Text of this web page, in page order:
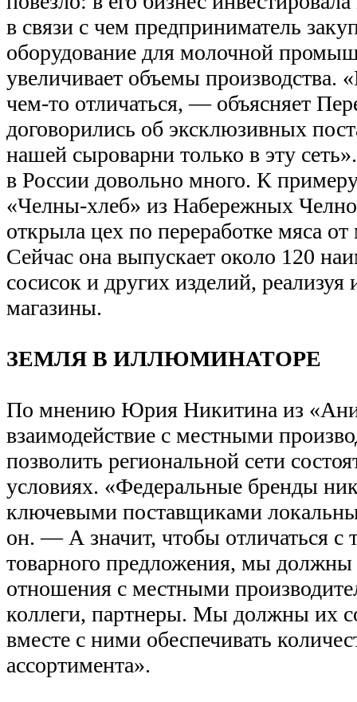
в связи с чем предприниматель
оборудование для молочной
увеличивает объемы производства.
чем-то отличаться, — объясняет
договорились об эксклюзивных
нашей сыроварни только в эту
в России довольно много. К
«Челны-хлеб» из Набережных
открыла цех по переработке мяса
Сейчас она выпускает около 120
сосисок и других изделий, реализуя
магазины.
ЗЕМЛЯ В ИЛЛЮМИНАТОРЕ
По мнению Юрия Никитина из
взаимодействие с местными
позволить региональной сети
условиях. «Федеральные бренды
ключевыми поставщиками
он. — А значит, чтобы отличаться с
товарного предложения, мы должны
отношения с местными
коллеги, партнеры. Мы должны их
вместе с ними обеспечивать
ассортимента».